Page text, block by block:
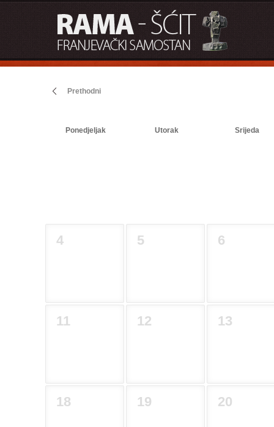
Prethodni
Ponedjeljak Utorak Srijeda
4 5 6
11 12 13
18 19 20